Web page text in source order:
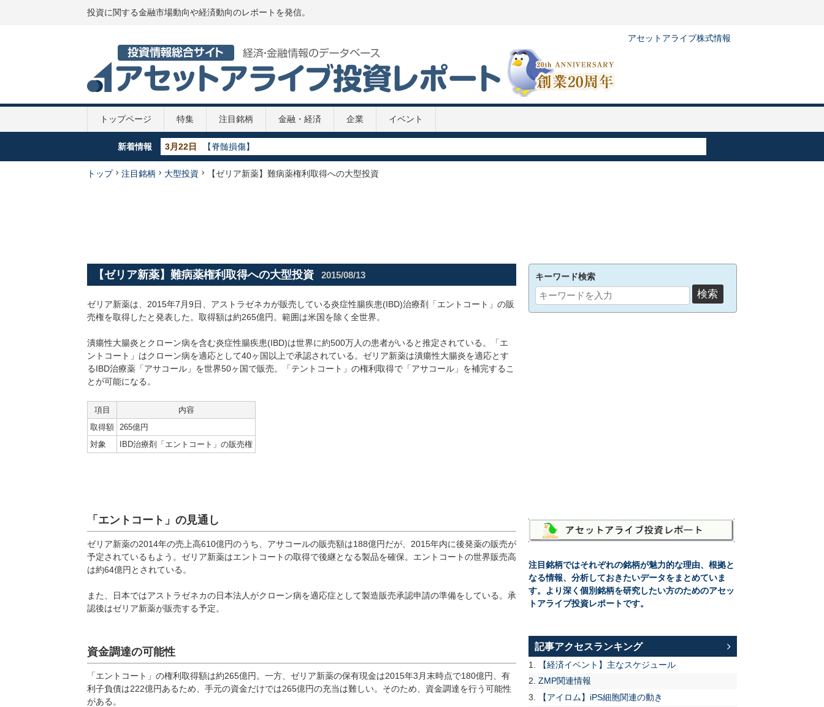
投資に関する金融市場動向や経済動向のレポートを発信。
アセットアライブ株式情報
トップページ 特集 注目銘柄 金融・経済 企業 イベント
新着情報 5月29日
【GDP】各国のGDP推移 2020年
5月29日
【政策金利推移】2020年
5月29日
【新型コロナ】第2次補正予算案
トップ 注目銘柄 大型投資 【ゼリア新薬】難病薬権利取得への大型投資
【ゼリア新薬】難病薬権利取得への大型投資 2015/08/13
ゼリア新薬は、2015年7月9日、アストラゼネカが販売している炎症性腸疾患(IBD)治療剤「エントコート」の販
売権を取得したと発表した。取得額は約265億円。範囲は米国を除く全世界。
潰瘍性大腸炎とクローン病を含む炎症性腸疾患(IBD)は世界に約500万人の患者がいると推定されている。「エ
ントコート」はクローン病を適応として40ヶ国以上で承認されている。ゼリア新薬は潰瘍性大腸炎を適応とす
るIBD治療薬「アサコール」を世界50ヶ国で販売。「テントコート」の権利取得で「アサコール」を補完するこ
とが可能になる。
項目
内容
取得額 265億円
対象
IBD治療剤「エントコート」の販売権
「エントコート」の見通し
ゼリア新薬の2014年の売上高610億円のうち、アサコールの販売額は188億円だが、2015年内に後発薬の販売が
予定されているもよう。ゼリア新薬はエントコートの取得で後継となる製品を確保。エントコートの世界販売高
は約64億円とされている。
また、日本ではアストラゼネカの日本法人がクローン病を適応症として製造販売承認申請の準備をしている。承
認後はゼリア新薬が販売する予定。
資金調達の可能性
「エントコート」の権利取得額は約265億円。一方、ゼリア新薬の保有現金は2015年3月末時点で180億円、有
利子負債は222億円あるため、手元の資金だけでは265億円の充当は難しい。そのため、資金調達を行う可能性
がある。
キーワード検索
注目銘柄ではそれぞれの銘柄が魅力的な理由、根拠と
なる情報、分析しておきたいデータをまとめていま
す。より深く個別銘柄を研究したい方のためのアセッ
トアライブ投資レポートです。
記事アクセスランキング
【経済イベント】主なスケジュール
ZMP関連情報
【アイロム】iPS細胞関連の動き